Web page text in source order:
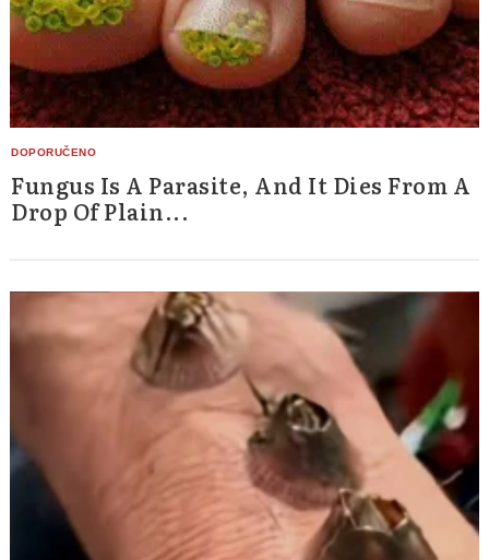
Fungus Is A Parasite, And It Dies From A
Drop Of Plain...